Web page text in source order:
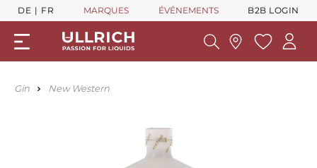
DE FR MARQUES ÉVÉNEMENTS B2B LOGIN
Gin New Western